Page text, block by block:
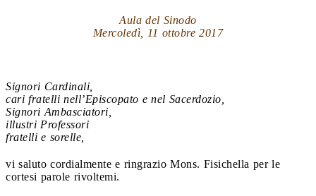
Aula del Sinodo
Mercoledì, 11 ottobre 2017
Signori Cardinali,
cari fratelli nell’Episcopato e nel Sacerdozio,
Signori Ambasciatori,
illustri Professori
fratelli e sorelle,
vi saluto cordialmente e ringrazio Mons. Fisichella per le
cortesi parole rivoltemi.